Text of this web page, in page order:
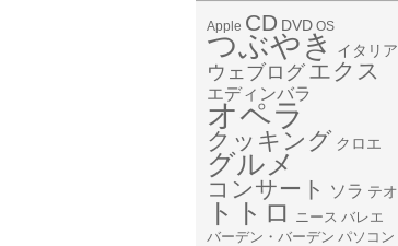
Apple CD DVD OS
つぶやき イタリア
ウェブログ エクス
エディンバラ
オペラ
クッキング クロエ
グルメ
コンサート ソラ テオ
トトロ ニース バレエ
バーデン・バーデン パソコン